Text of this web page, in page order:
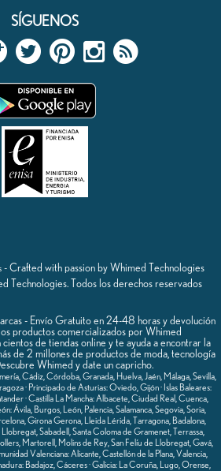
SÍGUENOS
- Crafted with passion by Whimed Technologies
Todos los derechos reservados
- Envío Gratuito en 24-48 horas y devolución
productos comercializados por Whimed
de tiendas online y te ayuda a encontrar la
de 2 millones de productos de moda, tecnología
Whimed y date un capricho.
Cádiz, Córdoba, Granada, Huelva, Jaén, Málaga, Sevilla,
· Principado de Asturias: Oviedo, Gijón · Islas Baleares:
· Castilla La Mancha: Albacete, Ciudad Real, Cuenca,
Ávila, Burgos, León, Palencia, Salamanca, Segovia, Soria,
Girona Gerona, Lleida Lérida, Tarragona, Badalona,
Sabadell, Santa Coloma de Gramenet, Terrassa,
Martorell, Molins de Rey, San Felíu de Llobregat, Gavá,
Valenciana: Alicante, Castellón de la Plana, Valencia,
Badajoz, Cáceres · Galicia: La Coruña, Lugo, Orense,